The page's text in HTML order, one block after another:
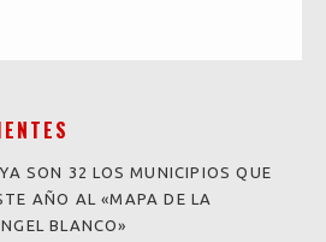
SON 32 LOS MUNICIPIOS QUE
AÑO AL «MAPA DE LA
BLANCO»